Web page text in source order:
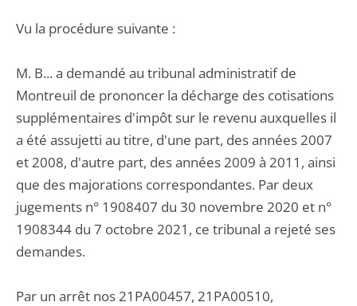
Vu la procédure suivante :
M. B... a demandé au tribunal administratif de
Montreuil de prononcer la décharge des cotisations
supplémentaires d'impôt sur le revenu auxquelles il
a été assujetti au titre, d'une part, des années 2007
et 2008, d'autre part, des années 2009 à 2011, ainsi
que des majorations correspondantes. Par deux
jugements n° 1908407 du 30 novembre 2020 et n°
1908344 du 7 octobre 2021, ce tribunal a rejeté ses
demandes.
Par un arrêt nos 21PA00457, 21PA00510,